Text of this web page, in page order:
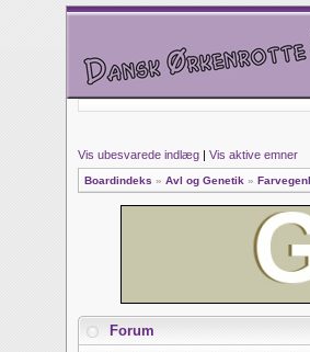
Vis ubesvarede indlæg | Vis aktive emner
Boardindeks » Avl og Genetik »
Forum